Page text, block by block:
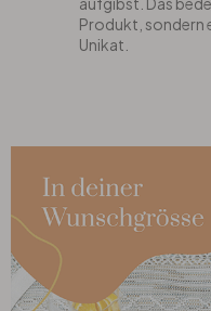
Produkt, sondern
Unikat.